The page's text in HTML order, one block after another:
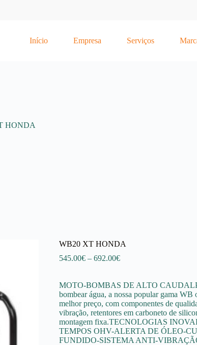
Início Empresa Serviços
HONDA
WB20 XT HONDA
545.00€ – 692.00€Price
through
692.00€
MOTO-BOMBAS DE ALTO
bombear água, a nossa popular gama WB
melhor preço, com componentes de
vibração, retentores em carboneto de
montagem fixa.TECNOLOGIAS
TEMPOS OHV-ALERTA DE ÓLEO-
FUNDIDO-SISTEMA ANTI-